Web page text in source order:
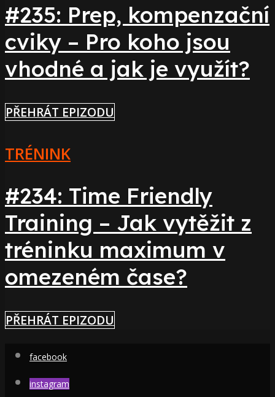
#235: Prep, kompenzační
cviky – Pro koho jsou
vhodné a jak je využít?
PŘEHRÁT EPIZODU
TRÉNINK
#234: Time Friendly
Training – Jak vytěžit z
tréninku maximum v
omezeném čase?
PŘEHRÁT EPIZODU
facebook
instagram